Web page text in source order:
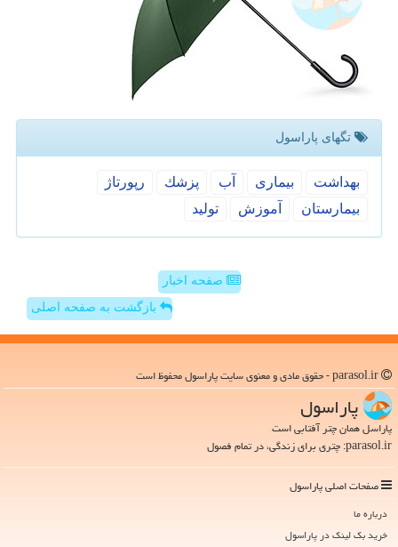
تگهای پاراسول
بهداشت بیماری آب پزشك
رپورتاژ
بیمارستان
آموزش تولید
صفحه اخبار
بازگشت به صفحه اصلی
پاراسول
پاراسل همان چتر آفتابی است
parasol.ir: چتری برای زندگی، در تمام فصول
صفحات اصلی پاراسول
درباره ما
خرید بک لینک در پاراسول